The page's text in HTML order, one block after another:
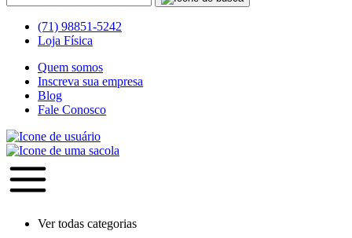
(71) 98851-5242
Loja Física
Quem somos
Inscreva sua empresa
Blog
Fale Conosco
Ver todas categorias